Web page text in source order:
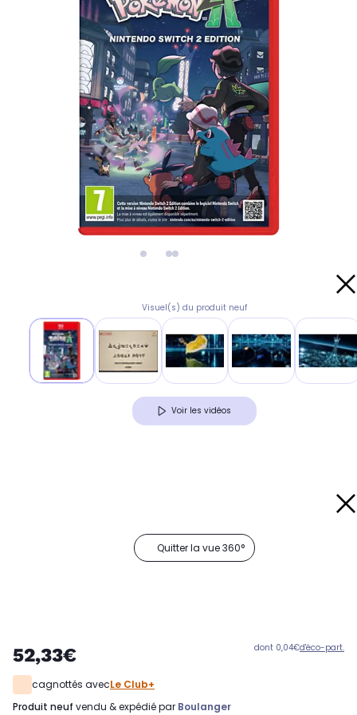
Visuel(s) du produit neuf
Voir les vidéos
Quitter la vue 360°
52,33€ dont 0,04€d'éco-part.
cagnottés avecLe Club+
produit neuf vendu & expédié par Boulanger